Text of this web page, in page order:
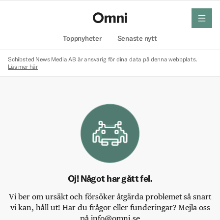
Toppnyheter Senaste nytt
meny
Schibsted News Media AB är ansvarig för dina data på denna webbplats.
Läs mer här
Oj! Något har gått fel.
Vi ber om ursäkt och försöker åtgärda problemet så snart
vi kan, håll ut! Har du frågor eller funderingar? Mejla oss